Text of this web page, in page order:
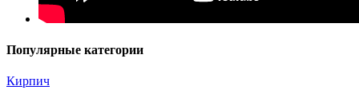
Популярные категории
Кирпич